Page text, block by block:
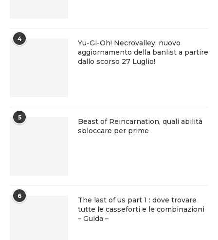
4
Yu-Gi-Oh! Necrovalley: nuovo
aggiornamento della banlist a partire
dallo scorso 27 Luglio!
5
Beast of Reincarnation, quali abilità
sbloccare per prime
6
The last of us part 1 : dove trovare
tutte le casseforti e le combinazioni
– Guida –